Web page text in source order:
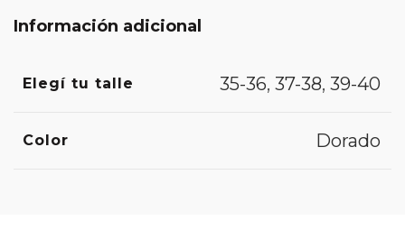
Información adicional
Elegí tu talle 35-36, 37-38, 39-40
Color Dorado